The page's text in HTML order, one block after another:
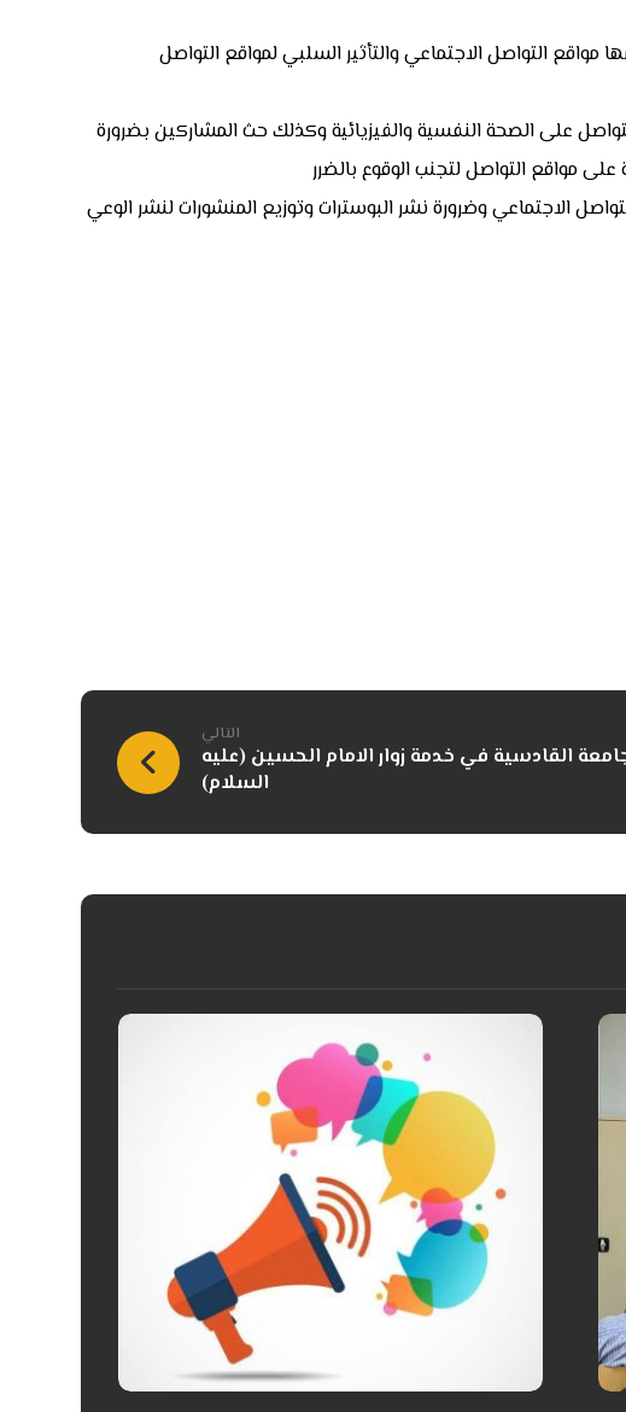
التواصل الاجتماعي والتأثير السلبي لمواقع التواصل
على الصحة النفسية والفيزيائية وكذلك حث المشاركين بضرورة
مواقع التواصل لتجنب الوقوع بالضرر
الاجتماعي وضرورة نشر البوسترات وتوزيع المنشورات لنشر الوعي
التالي
القادسية في خدمة زوار الامام الحسين (عليه
السلام)